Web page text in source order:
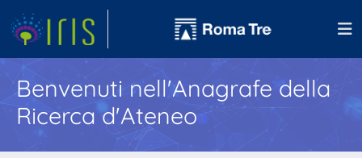
Benvenuti nell'Anagrafe della
Ricerca d'Ateneo